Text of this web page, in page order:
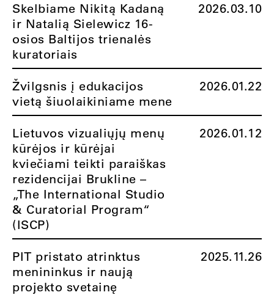
Skelbiame Nikitą Kadaną
ir Natalią Sielewicz 16-
osios Baltijos trienalės
kuratoriais
2026.03.10
Žvilgsnis į edukacijos
vietą šiuolaikiniame mene
2026.01.22
Lietuvos vizualiųjų menų
kūrėjos ir kūrėjai
kviečiami teikti paraiškas
rezidencijai Brukline –
„The International Studio
& Curatorial Program“
(ISCP)
2026.01.12
PIT pristato atrinktus
menininkus ir naują
projekto svetainę
2025.11.26